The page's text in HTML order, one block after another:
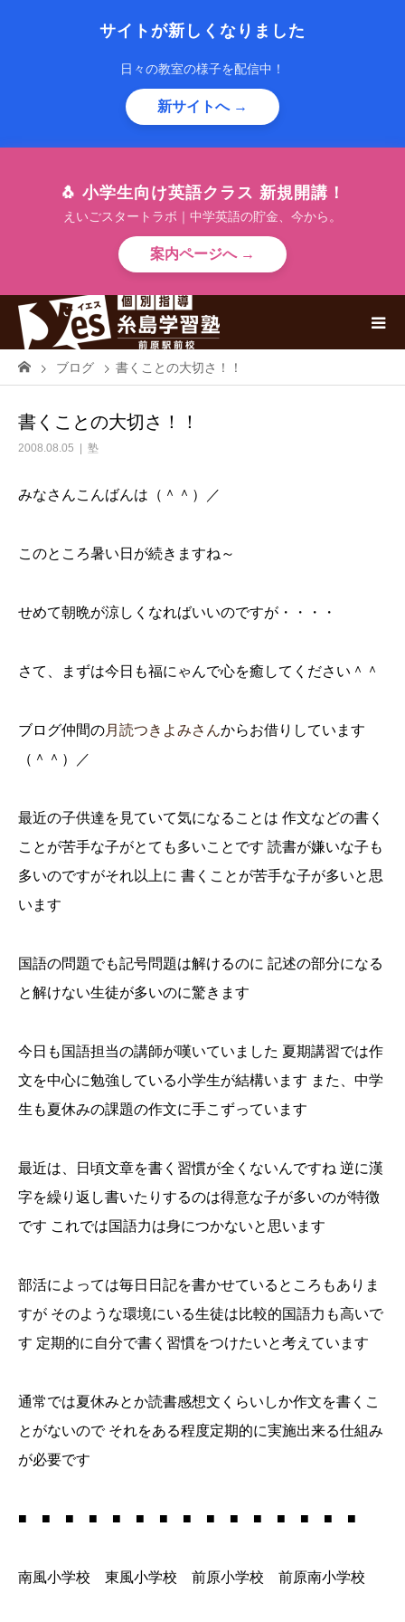
サイトが新しくなりました
日々の教室の様子を配信中！
新サイトへ →
🐧 小学生向け英語クラス 新規開講！
えいごスタートラボ｜中学英語の貯金、今から。
案内ページへ →
ブログ 書くことの大切さ！！
書くことの大切さ！！
2008.08.05 塾
みなさんこんばんは（＾＾）／
このところ暑い日が続きますね～
せめて朝晩が涼しくなればいいのですが・・・・
さて、まずは今日も福にゃんで心を癒してください＾＾
ブログ仲間の月読つきよみさんからお借りしています
（＾＾）／
最近の子供達を見ていて気になることは 作文などの書く
ことが苦手な子がとても多いことです 読書が嫌いな子も
多いのですがそれ以上に 書くことが苦手な子が多いと思
います
国語の問題でも記号問題は解けるのに 記述の部分になる
と解けない生徒が多いのに驚きます
今日も国語担当の講師が嘆いていました 夏期講習では作
文を中心に勉強している小学生が結構います また、中学
生も夏休みの課題の作文に手こずっています
最近は、日頃文章を書く習慣が全くないんですね 逆に漢
字を繰り返し書いたりするのは得意な子が多いのが特徴
です これでは国語力は身につかないと思います
部活によっては毎日日記を書かせているところもありま
すが そのような環境にいる生徒は比較的国語力も高いで
す 定期的に自分で書く習慣をつけたいと考えています
通常では夏休みとか読書感想文くらいしか作文を書くこ
とがないので それをある程度定期的に実施出来る仕組み
が必要です
■ ■ ■ ■ ■ ■ ■ ■ ■ ■ ■ ■ ■ ■ ■
南風小学校 東風小学校 前原小学校 前原南小学校